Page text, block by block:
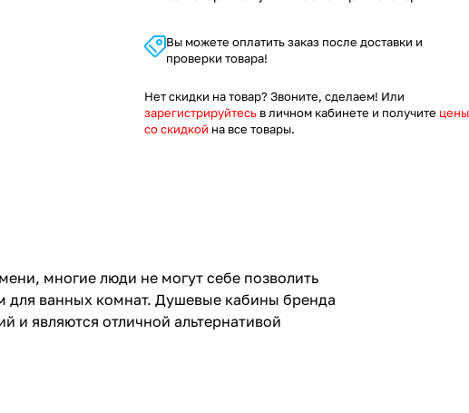
Вы можете оплатить заказ после доставки и
проверки товара!
Нет скидки на товар? Звоните, сделаем! Или
зарегистрируйтесь в личном кабинете и получите цены
со скидкой на все товары.
многие люди не могут себе позволить
для ванных комнат. Душевые кабины бренда
и являются отличной альтернативой